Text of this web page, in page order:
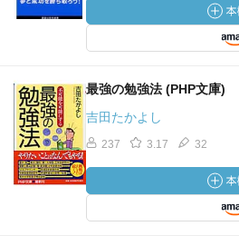
最強の勉強法 (PHP文庫)
吉田たかよし
237 3.17 32